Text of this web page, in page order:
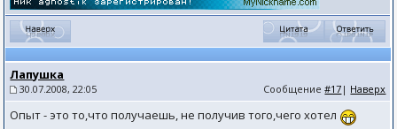
Лапушка
30.07.2008, 22:05 Сообщение#17 | Наверх
Опыт - это то,что получаешь, не получив того,чего хотел